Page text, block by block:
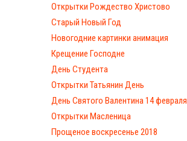
Открытки Рождество Христово
Старый Новый Год
Новогодние картинки анимация
Крещение Господне
День Студента
Открытки Татьянин День
День Святого Валентина 14 февраля
Открытки Масленица
Прощеное воскресенье 2018